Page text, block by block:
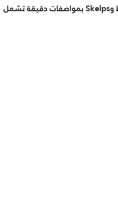
نقوم بمعالجة مجموعة واسعة من المواد، من لفائف مدرفلة على الساخن إلى المجلفنة، لإنتاج شرائط وSkelps بمواصفات دقيقة تشمل